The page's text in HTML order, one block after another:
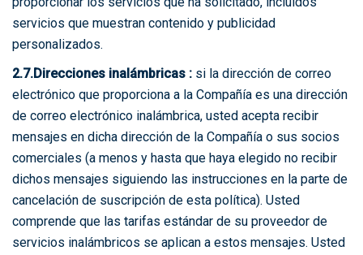
servicios que muestran contenido y publicidad
personalizados.
2.7.Direcciones inalámbricas : si la dirección de correo
electrónico que proporciona a la Compañía es una dirección
de correo electrónico inalámbrica, usted acepta recibir
mensajes en dicha dirección de la Compañía o sus socios
comerciales (a menos y hasta que haya elegido no recibir
dichos mensajes siguiendo las instrucciones en la parte de
cancelación de suscripción de esta política). Usted
comprende que las tarifas estándar de su proveedor de
servicios inalámbricos se aplican a estos mensajes. Usted